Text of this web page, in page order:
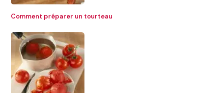
Comment préparer un tourteau